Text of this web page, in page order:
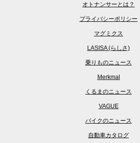
オトナンサーとは？
プライバシーポリシー
マグミクス
LASISA (らしさ)
乗りものニュース
Merkmal
くるまのニュース
VAGUE
バイクのニュース
自動車カタログ